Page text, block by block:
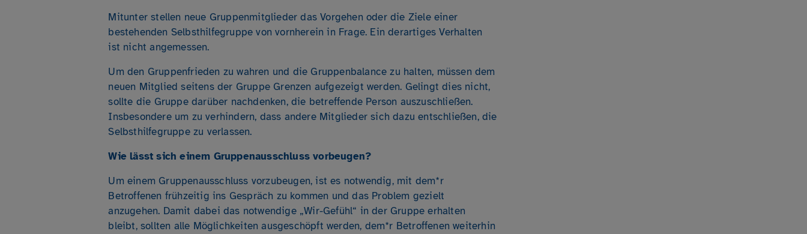
Mitunter stellen neue Gruppenmitglieder das Vorgehen oder die Ziele einer
bestehenden Selbsthilfegruppe von vornherein in Frage. Ein derartiges Verhalten
ist nicht angemessen.
Um den Gruppenfrieden zu wahren und die Gruppenbalance zu halten, müssen dem
neuen Mitglied seitens der Gruppe Grenzen aufgezeigt werden. Gelingt dies nicht,
sollte die Gruppe darüber nachdenken, die betreffende Person auszuschließen.
Insbesondere um zu verhindern, dass andere Mitglieder sich dazu entschließen, die
Selbsthilfegruppe zu verlassen.
Wie lässt sich einem Gruppenausschluss vorbeugen?
Um einem Gruppenausschluss vorzubeugen, ist es notwendig, mit dem*r
Betroffenen frühzeitig ins Gespräch zu kommen und das Problem gezielt
anzugehen. Damit dabei das notwendige „Wir-Gefühl“ in der Gruppe erhalten
bleibt, sollten alle Möglichkeiten ausgeschöpft werden, dem*r Betroffenen weiterhin